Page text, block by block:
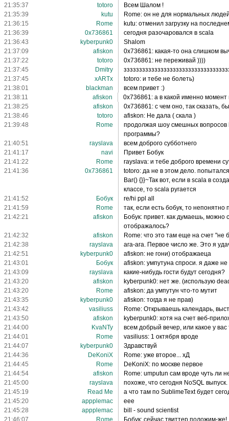
21:35:37
totoro
Всем Шалом !
21:35:39
kutu
Rome: он не для нормальных
21:36:15
Rome
kutu: отменил загрузку на
21:36:39
0x736861
сегодня разочаровался в scala
21:36:43
kyberpunk0
Shalom
21:37:09
afiskon
0x736861: какая-то она слишком
21:37:22
totoro
0x736861: не переживай ))))
21:37:45
Dmitry
21:37:45
xARTx
totoro: и тебе не болеть)
21:38:01
blackman
всем привет :)
21:38:11
afiskon
0x736861: а в какой именно
21:38:25
afiskon
0x736861: с чем оно, так сказать,
21:38:46
totoro
afiskon: Не дала ( скала )
21:39:48
Rome
продолжая шоу смешных вопросов
программы?
21:40:51
rayslava
всем доброго субботнего
21:41:17
navi
Привет Бобук
21:41:22
Rome
rayslava: и тебе доброго времени
21:41:36
0x736861
totoro: да не в этом дело.
Bar() {}}~Так вот, если в scala в
классе, то scala ругается
21:41:52
Бобук
re/hi ppl all
21:41:59
Rome
так, если есть бобук, то непонятно
21:42:21
afiskon
Бобук: привет. как думаешь, можно
отображалось?
21:42:32
afiskon
Rome: что это там еще на счет "не
21:42:38
rayslava
ага-ага. Первое число же. Это я
21:42:51
kyberpunk0
afiskon: не гони) отображаеца
21:43:01
Бобук
afiskon: умпутуна спроси. я даже
21:43:09
rayslava
какие-нибудь гости будут сегодня?
21:43:20
afiskon
kyberpunk0: нет же. (использую
21:43:20
Rome
afiskon: да умпутун что-то мутит
21:43:35
kyberpunk0
afiskon: тогда я не прав)
21:43:42
vasiliuss
Rome: Открываешь календарь,
21:43:50
afiskon
kyberpunk0: хотя на счет веб-
21:44:00
KvaNTy
всем добрый вечер, или какое у
21:44:01
Rome
vasiliuss: 1 октября вроде
21:44:07
kyberpunk0
Здравствуй
21:44:36
DeKoniX
Rome: уже второе... хД
21:44:45
Rome
DeKoniX: по москве первое
21:44:54
afiskon
Rome: umputun сам вроде чуть ли
21:45:00
rayslava
похоже, что сегодня NoSQL
21:45:19
Read Me
а что там по SublimeText будет
21:45:20
appplemac
еее
21:45:28
appplemac
bill - sound scientist
21:46:07
Rome Бобук: сейчас твиттер положим-же!